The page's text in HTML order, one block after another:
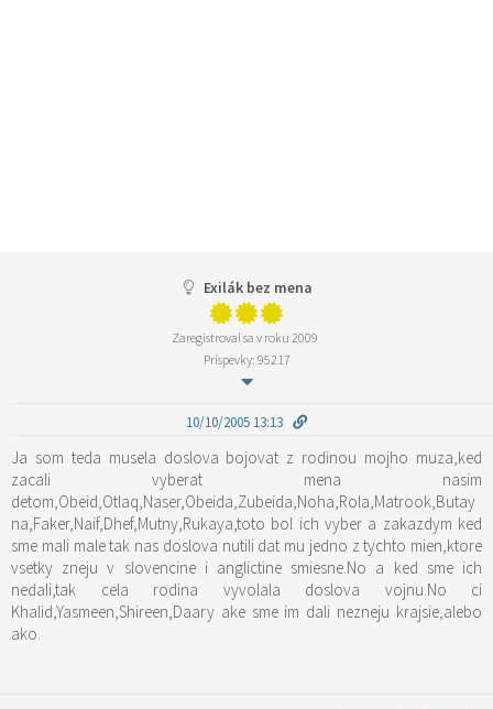
Exilák bez mena
Zaregistroval sa v roku 2009
Príspevky: 95217
10/10/2005 13:13
Ja som teda musela doslova bojovat z rodinou mojho muza,ked
zacali vyberat mena nasim
detom,Obeid,Otlaq,Naser,Obeida,Zubeida,Noha,Rola,Matrook,Butay
na,Faker,Naif,Dhef,Mutny,Rukaya,toto bol ich vyber a zakazdym ked
sme mali male tak nas doslova nutili dat mu jedno z tychto mien,ktore
vsetky zneju v slovencine i anglictine smiesne.No a ked sme ich
nedali,tak cela rodina vyvolala doslova vojnu.No ci
Khalid,Yasmeen,Shireen,Daary ake sme im dali nezneju krajsie,alebo
ako.